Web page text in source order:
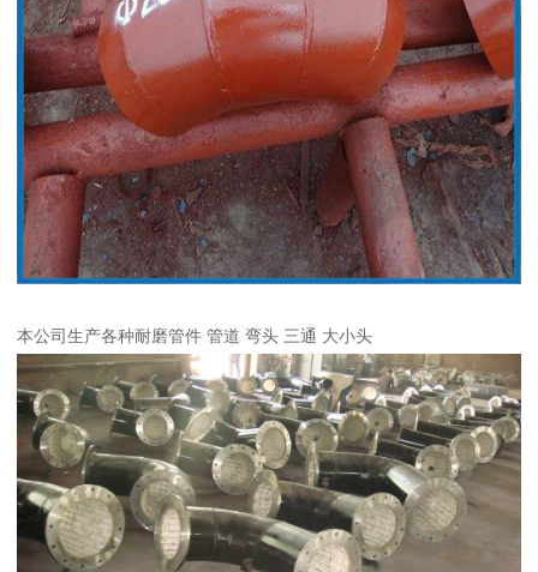
本公司生产各种耐磨管件 管道 弯头 三通 大小头